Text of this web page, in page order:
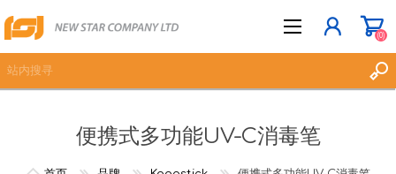
登入
(0)
便携式多功能UV-C消毒笔